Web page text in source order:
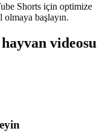
Shorts için optimize
başlayın.
videosu